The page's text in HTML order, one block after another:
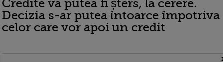
Credite va putea fi șters, la cerere.
Decizia s-ar putea întoarce împotriva
celor care vor apoi un credit